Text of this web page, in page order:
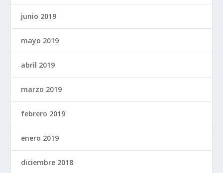
junio 2019
mayo 2019
abril 2019
marzo 2019
febrero 2019
enero 2019
diciembre 2018